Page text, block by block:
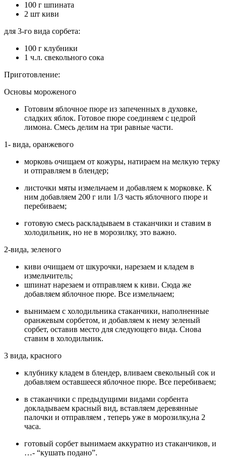
100 г шпината
2 шт киви
для 3-го вида сорбета:
100 г клубники
1 ч.л. свекольного сока
Приготовление:
Основы мороженого
Готовим яблочное пюре из запеченных в духовке,
сладких яблок. Готовое пюре соединяем с цедрой
лимона. Смесь делим на три равные части.
1- вида, оранжевого
морковь очищаем от кожуры, натираем на мелкую терку
и отправляем в блендер;
листочки мяты измельчаем и добавляем к морковке. К
ним добавляем 200 г или 1/3 часть яблочного пюре и
перебиваем;
готовую смесь раскладываем в стаканчики и ставим в
холодильник, но не в морозилку, это важно.
2-вида, зеленого
киви очищаем от шкурочки, нарезаем и кладем в
измельчитель;
шпинат нарезаем и отправляем к киви. Сюда же
добавляем яблочное пюре. Все измельчаем;
вынимаем с холодильника стаканчики, наполненные
оранжевым сорбетом, и добавляем к нему зеленый
сорбет, оставив место для следующего вида. Снова
ставим в холодильник.
3 вида, красного
клубнику кладем в блендер, вливаем свекольный сок и
добавляем оставшееся яблочное пюре. Все перебиваем;
в стаканчики с предыдущими видами сорбента
докладываем красный вид, вставляем деревянные
палочки и отправляем , теперь уже в морозилку,на 2
часа.
готовый сорбет вынимаем аккуратно из стаканчиков, и
…- “кушать подано”.